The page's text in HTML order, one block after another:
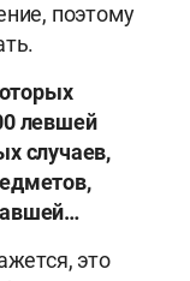
поэтому
левшей
случаев,
это